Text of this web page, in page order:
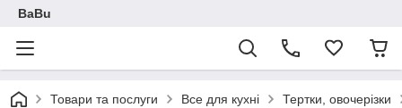
BaBu
Товари та послуги Все для кухні Тертки, овочерізки